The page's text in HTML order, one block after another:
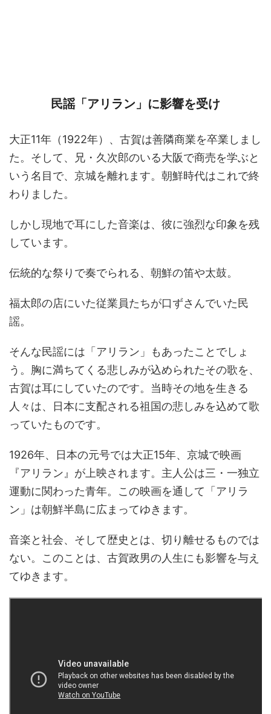
民謡「アリラン」に影響を受け
大正11年（1922年）、古賀は善隣商業を卒業しまし
た。そして、兄・久次郎のいる大阪で商売を学ぶと
いう名目で、京城を離れます。朝鮮時代はこれで終
わりました。
しかし現地で耳にした音楽は、彼に強烈な印象を残
しています。
伝統的な祭りで奏でられる、朝鮮の笛や太鼓。
福太郎の店にいた従業員たちが口ずさんでいた民
謡。
そんな民謡には「アリラン」もあったことでしょ
う。胸に満ちてくる悲しみが込められたその歌を、
古賀は耳にしていたのです。当時その地を生きる
人々は、日本に支配される祖国の悲しみを込めて歌
っていたものです。
1926年、日本の元号では大正15年、京城で映画
『アリラン』が上映されます。主人公は三・一独立
運動に関わった青年。この映画を通して「アリラ
ン」は朝鮮半島に広まってゆきます。
音楽と社会、そして歴史とは、切り離せるものでは
ない。このことは、古賀政男の人生にも影響を与え
てゆきます。